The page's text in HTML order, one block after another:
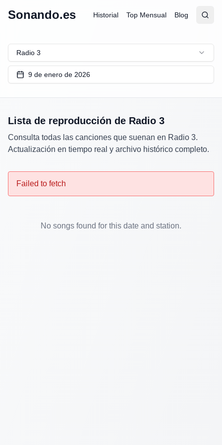
Sonando.es Historial Top Mensual Blog
Abrir
Radio 3
9 de enero de 2026
Lista de reproducción de Radio 3
Consulta todas las canciones que suenan en Radio 3.
Actualización en tiempo real y archivo histórico completo.
Failed to fetch
No songs found for this date and station.